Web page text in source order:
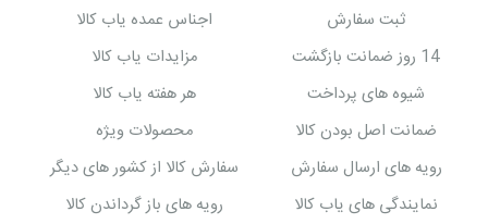
ثبت سفارش
14 روز ضمانت بازگشت
شیوه های پرداخت
ضمانت اصل بودن کالا
رویه های ارسال سفارش
نمایندگی های یاب کالا
اجناس عمده یاب کالا
مزایدات یاب کالا
هر هفته یاب کالا
محصولات ویژه
سفارش کالا از کشور های دیگر
رویه های باز گرداندن کالا